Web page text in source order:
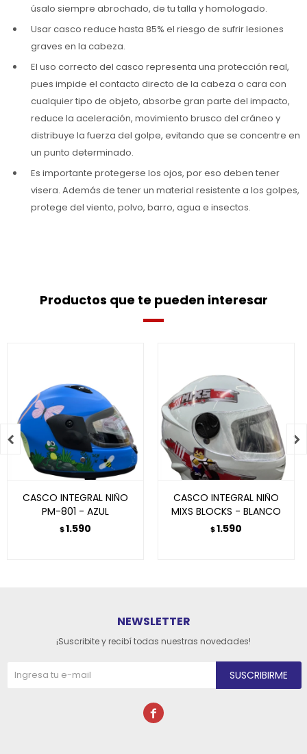
úsalo siempre abrochado, de tu talla y homologado.
Usar casco reduce hasta 85% el riesgo de sufrir lesiones
graves en la cabeza.
El uso correcto del casco representa una protección real,
pues impide el contacto directo de la cabeza o cara con
cualquier tipo de objeto, absorbe gran parte del impacto,
reduce la aceleración, movimiento brusco del cráneo y
distribuye la fuerza del golpe, evitando que se concentre en
un punto determinado.
Es importante protegerse los ojos, por eso deben tener
visera. Además de tener un material resistente a los golpes,
protege del viento, polvo, barro, agua e insectos.
Productos que te pueden interesar
CASCO INTEGRAL NIÑO
PM-801 - AZUL
$1.590
CASCO INTEGRAL NIÑO
MIXS BLOCKS - BLANCO
$1.590
 
NEWSLETTER
¡Suscribite y recibí todas nuestras novedades!
SUSCRIBIRME
